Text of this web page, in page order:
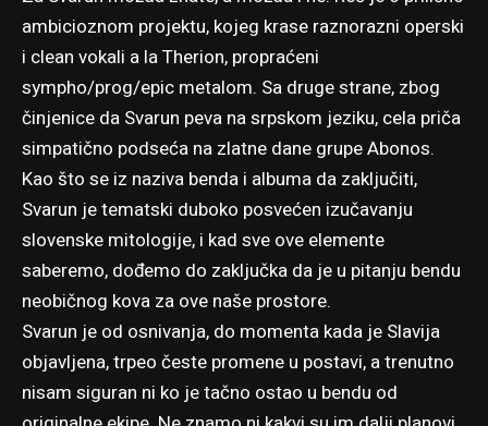
ambicioznom projektu, kojeg krase raznorazni operski
i clean vokali a la Therion, propraćeni
sympho/prog/epic metalom. Sa druge strane, zbog
činjenice da Svarun peva na srpskom jeziku, cela priča
simpatično podseća na zlatne dane grupe Abonos.
Kao što se iz naziva benda i albuma da zaključiti,
Svarun je tematski duboko posvećen izučavanju
slovenske mitologije, i kad sve ove elemente
saberemo, dođemo do zaključka da je u pitanju bendu
neobičnog kova za ove naše prostore.
Svarun je od osnivanja, do momenta kada je Slavija
objavljena, trpeo česte promene u postavi, a trenutno
nisam siguran ni ko je tačno ostao u bendu od